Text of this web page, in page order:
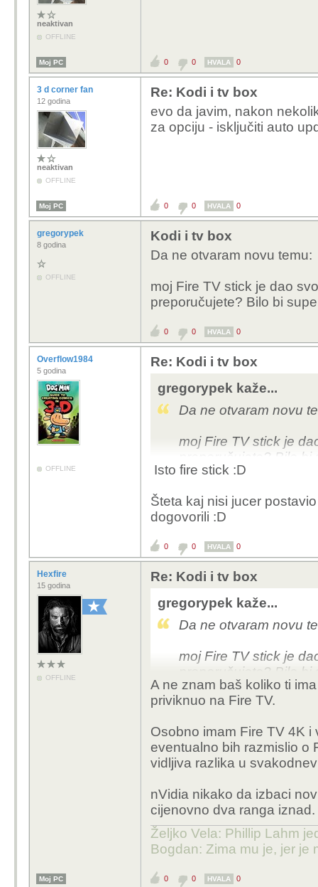
neaktivan
OFFLINE
Moj PC 0 0 HVALA 0
3 d corner fan
12 godina
neaktivan
OFFLINE
Re: Kodi i tv box
evo da javim, nakon
za opciju - isključiti auto
Moj PC 0 0 HVALA 0
gregorypek
8 godina
OFFLINE
Kodi i tv box
Da ne otvaram novu temu:
moj Fire TV stick je dao
preporučujete? Bilo bi
0 0 HVALA 0
Overflow1984
5 godina
OFFLINE
Re: Kodi i tv box
gregorypek kaže...
Da ne otvaram novu
moj Fire TV stick je
preporučujete? Bilo
Isto fire stick :D
Šteta kaj nisi jucer
dogovorili :D
0 0 HVALA 0
Hexfire
15 godina
OFFLINE
Re: Kodi i tv box
gregorypek kaže...
Da ne otvaram novu
moj Fire TV stick je
preporučujete? Bilo
A ne znam baš koliko ti
priviknuo na Fire TV.
Osobno imam Fire TV 4K
eventualno bih razmislio o
vidljiva razlika u
nVidia nikako da izbaci
cijenovno dva ranga iznad.
Željko Vela: Phillip Lahm
Bogdan: Zima mu je, jer je
Moj PC 0 0 HVALA 0